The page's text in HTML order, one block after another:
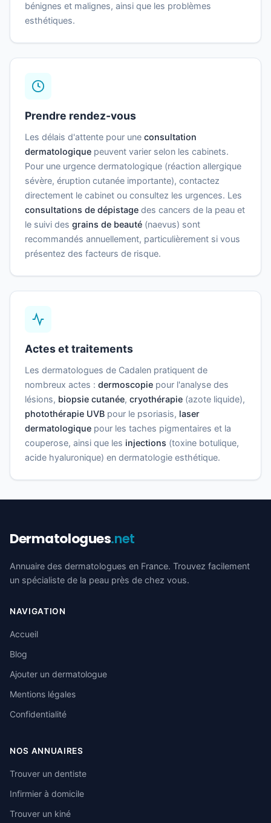
bénignes et malignes, ainsi que les problèmes
esthétiques.
Prendre rendez-vous
Les délais d'attente pour une consultation
dermatologique peuvent varier selon les cabinets.
Pour une urgence dermatologique (réaction allergique
sévère, éruption cutanée importante), contactez
directement le cabinet ou consultez les urgences. Les
consultations de dépistage des cancers de la peau et
le suivi des grains de beauté (naevus) sont
recommandés annuellement, particulièrement si vous
présentez des facteurs de risque.
Actes et traitements
Les dermatologues de Cadalen pratiquent de
nombreux actes : dermoscopie pour l'analyse des
lésions, biopsie cutanée, cryothérapie (azote liquide),
photothérapie UVB pour le psoriasis, laser
dermatologique pour les taches pigmentaires et la
couperose, ainsi que les injections (toxine botulique,
acide hyaluronique) en dermatologie esthétique.
Dermatologues.net
Annuaire des dermatologues en France. Trouvez facilement
un spécialiste de la peau près de chez vous.
NAVIGATION
Accueil
Blog
Ajouter un dermatologue
Mentions légales
Confidentialité
NOS ANNUAIRES
Trouver un dentiste
Infirmier à domicile
Trouver un kiné